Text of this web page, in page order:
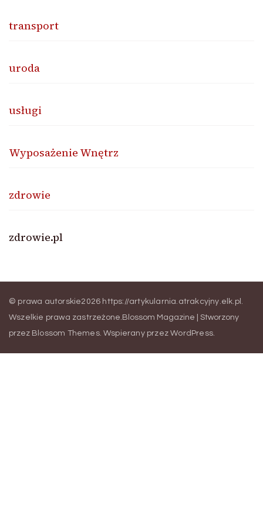
transport
uroda
usługi
Wyposażenie Wnętrz
zdrowie
zdrowie.pl
© prawa autorskie2026 https://artykularnia.atrakcyjny.elk.pl
Wszelkie prawa zastrzeżone. Blossom Magazine | Stworzony
przez Blossom Themes. Wspierany przezWordPress